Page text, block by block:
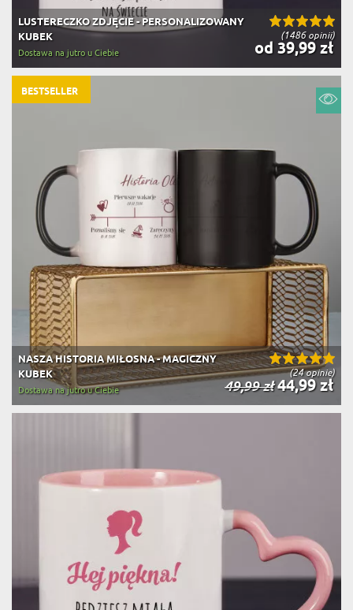
(1486 opinii)
LUSTERECZKO ZDJĘCIE - PERSONALIZOWANY
KUBEK
od 39,99 zł
Dostawa na jutro u Ciebie
(24 opinie)
NASZA HISTORIA MIŁOSNA - MAGICZNY
KUBEK
49,99 zł44,99 zł
Dostawa na jutro u Ciebie
BESTSELLER